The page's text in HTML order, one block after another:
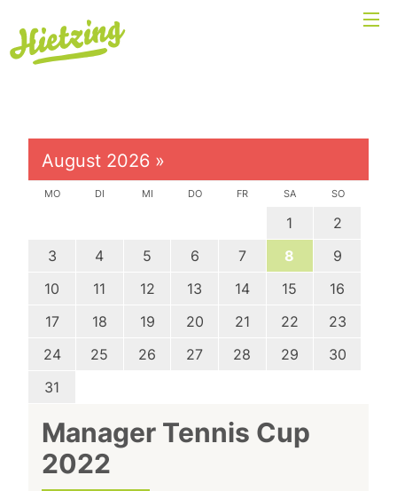
August 2026 »
MO DI MI DO FR SA SO
1
2
3
4 5 6 7 8
9
10
11 12 13 14 15
16
17
18 19 20 21 22
23
24
25 26 27 28 29
30
31
Manager Tennis Cup
2022